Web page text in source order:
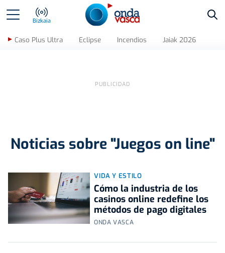
Bizkaia
Caso Plus Ultra Eclipse Incendios Jaiak 2026
Noticias sobre "Juegos on line"
VIDA Y ESTILO
Cómo la industria de los
casinos online redefine los
métodos de pago digitales
ONDA VASCA